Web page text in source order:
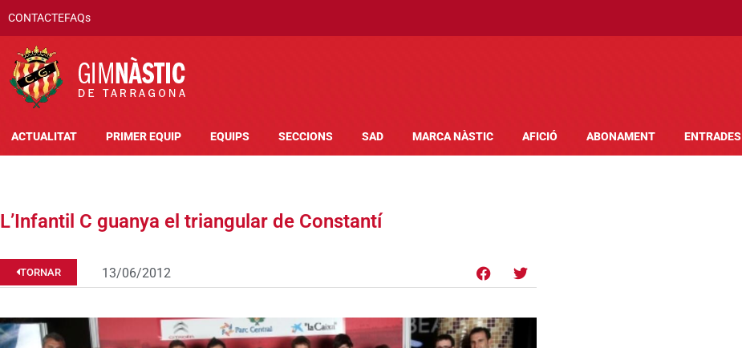
CONTACTEFAQs
ACTUALITAT PRIMER EQUIP EQUIPS SECCIONS SAD MARCA NÀSTIC AFICIÓ ABONAMENT ENTRADES
L’Infantil C guanya el triangular de Constantí
TORNAR 13/06/2012